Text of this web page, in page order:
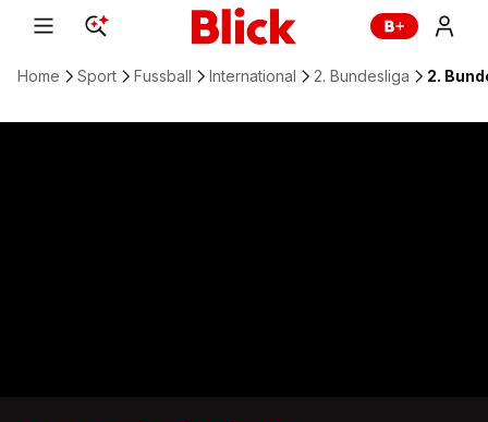
Home Sport Fussball International 2. Bundesliga 2.